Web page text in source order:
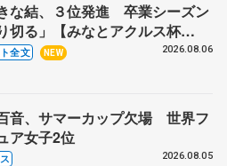
な結、３位発進 卒業シーズン
切る」【みなとアクルス杯
全文 NEW 2026.08.06
音、サマーカップ欠場 世界フ
ア女子2位
2026.08.05